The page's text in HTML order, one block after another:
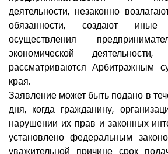
деятельности, незаконно
обязанности, создают иные
осуществления
экономической
рассматриваются Арбитражным
края.
Заявление может быть подано в
дня, когда гражданину,
нарушении их прав и законных
установлено федеральным